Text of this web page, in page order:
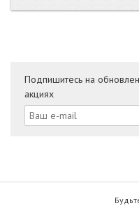
Подпишитесь на
акциях